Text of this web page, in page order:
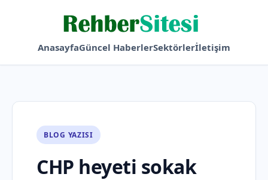
AnasayfaGüncel HaberlerSektörlerİletişim
BLOG YAZISI
CHP heyeti sokak